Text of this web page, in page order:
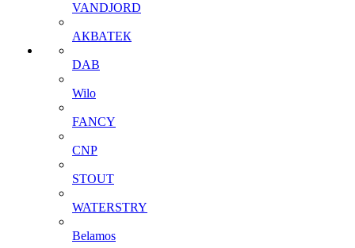
VANDJORD
АКВАТЕК
DAB
Wilo
FANCY
CNP
STOUT
WATERSTRY
Belamos